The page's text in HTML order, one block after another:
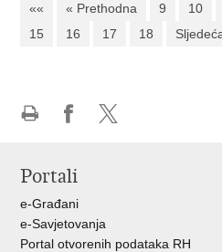
«« « Prethodna 9 10
15
16 17 18
Facebooku
Portali
e-Građani
e-Savjetovanja
Portal otvorenih podataka RH